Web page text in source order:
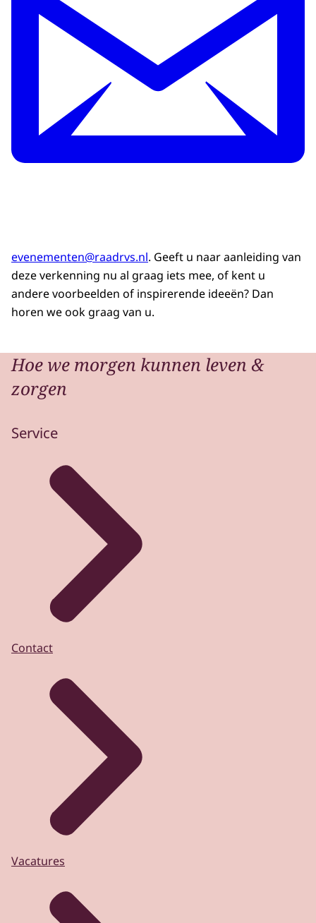
evenementen@raadrvs.nl. Geeft u naar aanleiding van
deze verkenning nu al graag iets mee, of kent u
andere voorbeelden of inspirerende ideeën? Dan
horen we ook graag van u.
Hoe we morgen kunnen leven &
zorgen
Service
Contact
Vacatures